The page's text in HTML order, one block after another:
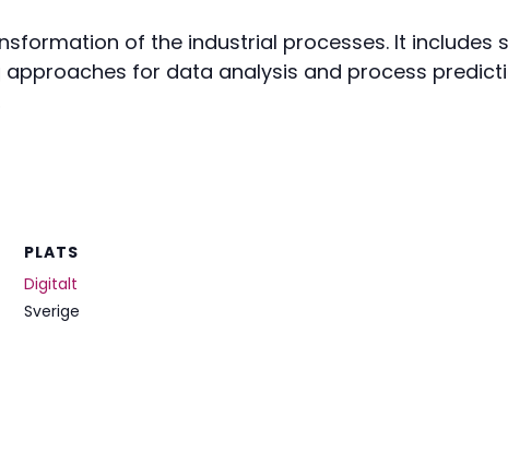
of the industrial processes. It includes
for data analysis and process
PLATS
Digitalt
Sverige